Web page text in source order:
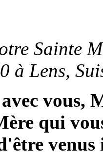
Sainte
à Lens,
vous,
qui